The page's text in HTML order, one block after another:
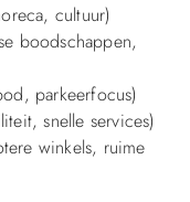
cultuur)
boodschappen,
parkeerfocus)
snelle services)
winkels, ruime